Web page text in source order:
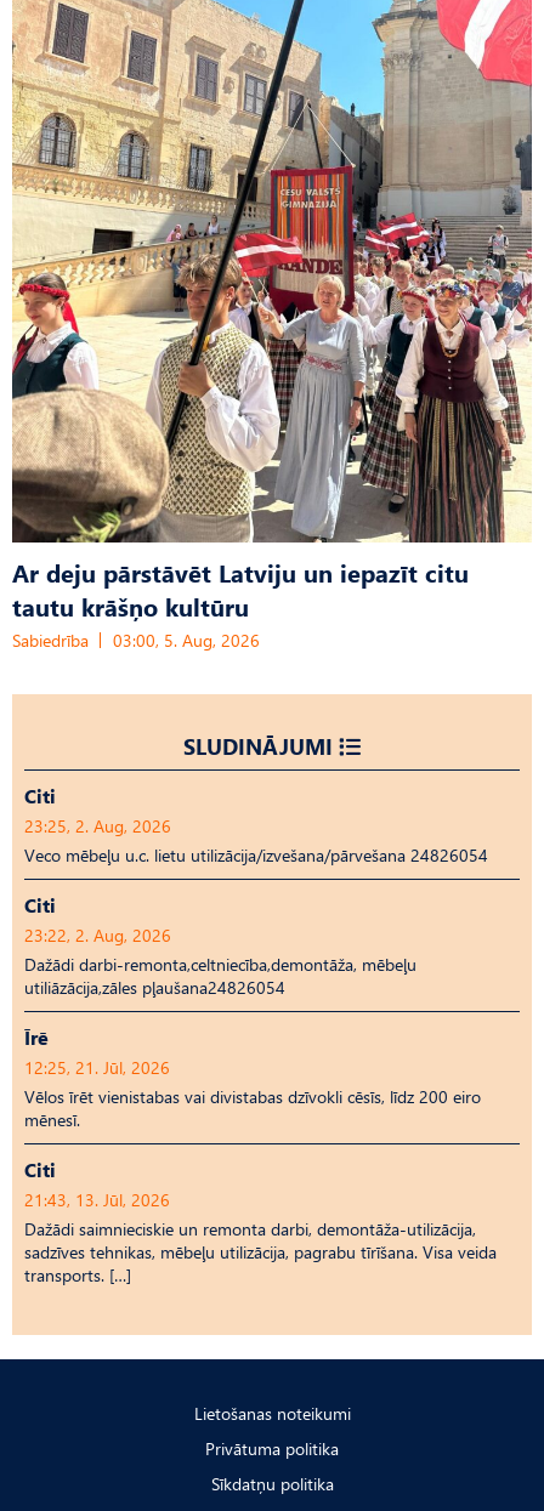
Ar deju pārstāvēt Latviju un iepazīt citu
tautu krāšņo kultūru
Sabiedrība 03:00, 5. Aug, 2026
SLUDINĀJUMI
Citi
23:25, 2. Aug, 2026
Veco mēbeļu u.c. lietu utilizācija/izvešana/pārvešana 24826054
Citi
23:22, 2. Aug, 2026
Dažādi darbi-remonta,celtniecība,demontāža, mēbeļu
utiliāzācija,zāles pļaušana24826054
Īrē
12:25, 21. Jūl, 2026
Vēlos īrēt vienistabas vai divistabas dzīvokli cēsīs, līdz 200 eiro
mēnesī.
Citi
21:43, 13. Jūl, 2026
Dažādi saimnieciskie un remonta darbi, demontāža-utilizācija,
sadzīves tehnikas, mēbeļu utilizācija, pagrabu tīrīšana. Visa veida
transports. […]
Lietošanas noteikumi
Privātuma politika
Sīkdatņu politika